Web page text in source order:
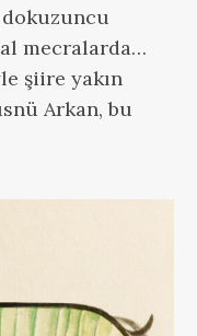
mecralarda…
şiire yakın
Arkan, bu